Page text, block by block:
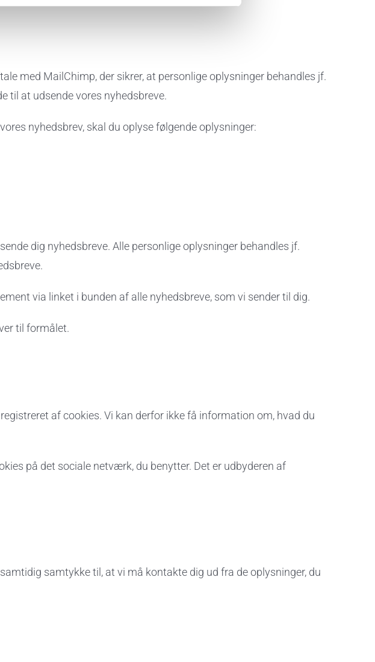
med MailChimp, der sikrer, at personlige oplysninger behandles jf.
til at udsende vores nyhedsbreve.
nyhedsbrev, skal du oplyse følgende oplysninger:
dig nyhedsbreve. Alle personlige oplysninger behandles jf.
via linket i bunden af alle nyhedsbreve, som vi sender til dig.
til formålet.
af cookies. Vi kan derfor ikke få information om, hvad du
på det sociale netværk, du benytter. Det er udbyderen af
samtykke til, at vi må kontakte dig ud fra de oplysninger, du